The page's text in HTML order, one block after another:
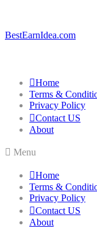
BestEarnIdea.com
Home
Terms &
Privacy Policy
Contact US
About
Menu
Home
Terms &
Privacy Policy
Contact US
About